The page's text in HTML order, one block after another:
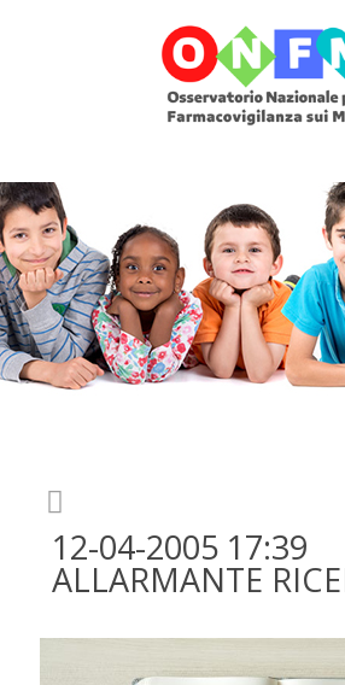
12-04-2005 17:39
ALLARMANTE